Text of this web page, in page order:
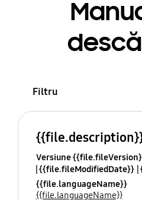
Filtru
Versiune
{{file.fileModifiedDate}}
{{file.languageName}}
{{file.languageName}}